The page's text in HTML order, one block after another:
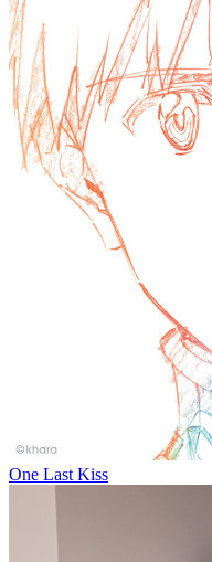
One Last Kiss